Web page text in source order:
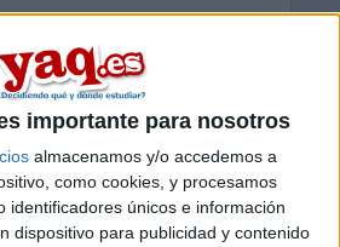
importante para nosotros
almacenamos y/o accedemos a
como cookies, y procesamos
identificadores únicos e información
dispositivo para publicidad y contenido
*